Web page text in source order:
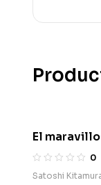
El
de María
0
Satoshi